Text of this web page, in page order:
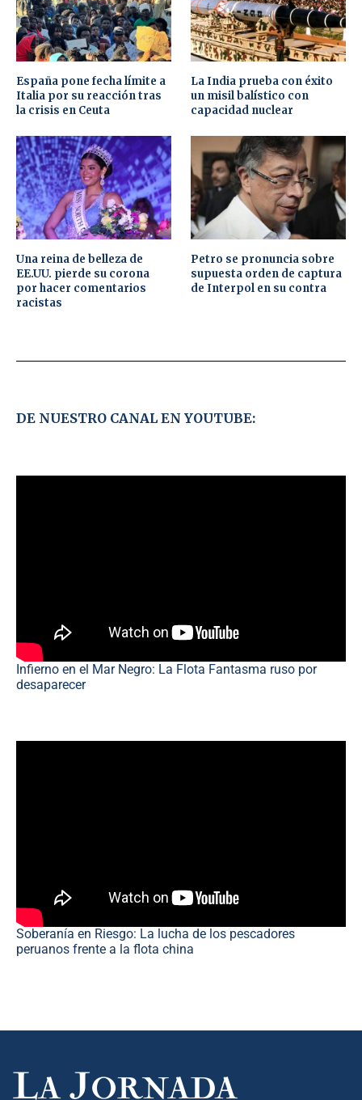
España pone fecha límite a
Italia por su reacción tras
la crisis en Ceuta
La India prueba con éxito
un misil balístico con
capacidad nuclear
Una reina de belleza de
EE.UU. pierde su corona
por hacer comentarios
racistas
Petro se pronuncia sobre
supuesta orden de captura
de Interpol en su contra
DE NUESTRO CANAL EN YOUTUBE:
Infierno en el Mar Negro: La Flota Fantasma ruso por
desaparecer
Soberanía en Riesgo: La lucha de los pescadores
peruanos frente a la flota china